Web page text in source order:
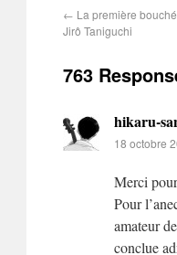
← La première
Jirô Taniguchi
763
hikaru-
18 octobre
Merci
Pour
amateur
conclue